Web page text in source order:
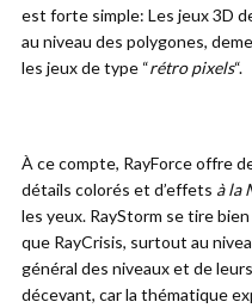
est forte simple: Les jeux 3D
au niveau des polygones,
les jeux de type “rétro pixels“.
À ce compte, RayForce offre
détails colorés et d’effets à la
les yeux. RayStorm se tire
que RayCrisis, surtout au
général des niveaux et de
décevant, car la thématique